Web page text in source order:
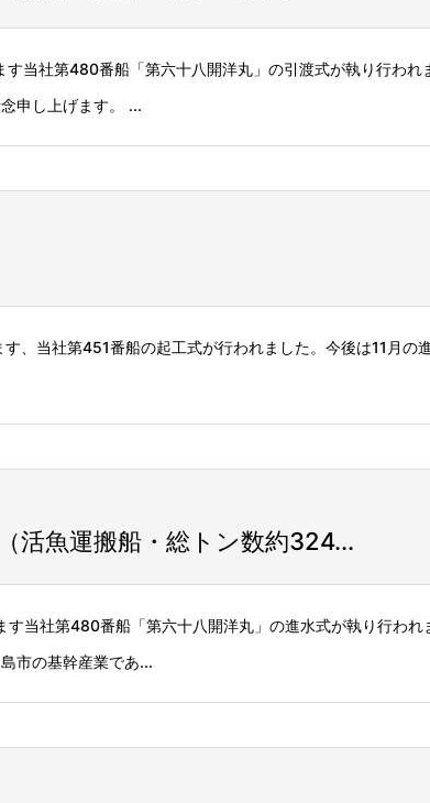
当社第480番船「第六十八開洋丸」の引渡式が執り行われ
申し上げます。 ...
、当社第451番船の起工式が行われました。今後は11月の
活魚運搬船・総トン数約324...
当社第480番船「第六十八開洋丸」の進水式が執り行われ
市の基幹産業であ...